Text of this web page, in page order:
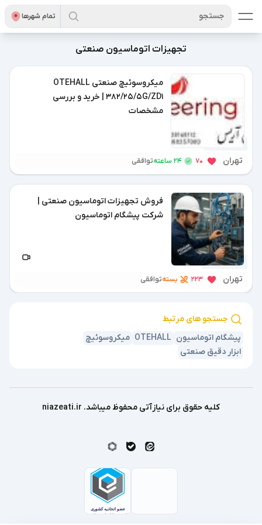
تمام شهر‌ها جستجو
تجهیزات اتوماسیون صنعتی
2 ماه پیش
میکروسوئیچ صنعتی OTEHALL
382/25/5G/ZD1 | خرید و بررسی
مشخصات
تهران 70 توافقی
10 ماه پیش
فروش تجهیزات اتوماسیون صنعتی |
شرکت پیشگام اتوماسیون
تهران 223 بستهتوافقی
جستجو های مرتبط
پیشگام اتوماسیون OTEHALL میکروسوئیچ
ابزار دقیق صنعتی
کلیه حقوق برای نیازآتی محفوظ میباشد. niazeati.ir